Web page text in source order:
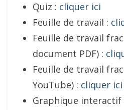
Quiz : cliquer ici
Feuille de travail :
Feuille de travail
document PDF) :
Feuille de travail
YouTube) : cliquer ici
Graphique interactif